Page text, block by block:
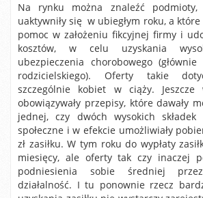
Na rynku można znaleźć podmioty,
uaktywniły się w ubiegłym roku, a
pomoc w założeniu fikcyjnej firmy i
kosztów, w celu uzyskania
ubezpieczenia chorobowego
rodzicielskiego). Oferty takie
szczególnie kobiet w ciąży. Jeszcze
obowiązywały przepisy, które dawały
jednej, czy dwóch wysokich składek
społeczne i w efekcie umożliwiały
zł zasiłku. W tym roku do wypłaty
miesięcy, ale oferty tak czy inaczej
podniesienia sobie średniej
działalność. I tu ponownie rzecz